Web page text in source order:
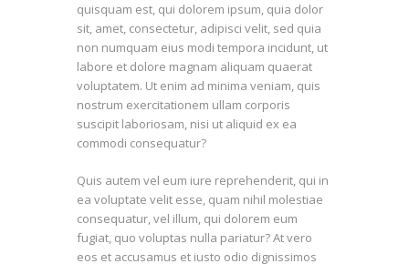
quisquam est, qui dolorem ipsum, quia dolor
sit, amet, consectetur, adipisci velit, sed quia
non numquam eius modi tempora incidunt, ut
labore et dolore magnam aliquam quaerat
voluptatem. Ut enim ad minima veniam, quis
nostrum exercitationem ullam corporis
suscipit laboriosam, nisi ut aliquid ex ea
commodi consequatur?
Quis autem vel eum iure reprehenderit, qui in
ea voluptate velit esse, quam nihil molestiae
consequatur, vel illum, qui dolorem eum
fugiat, quo voluptas nulla pariatur? At vero
eos et accusamus et iusto odio dignissimos